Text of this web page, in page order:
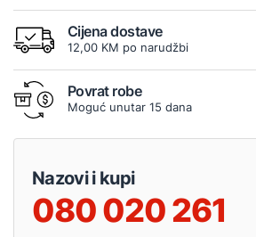
Cijena dostave
12,00 KM po narudžbi
Povrat robe
Moguć unutar 15 dana
Nazovi i kupi
080 020 261